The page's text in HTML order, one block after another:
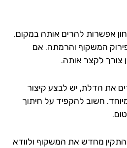
להרים אותה במקום.
המשקוף והרמתה. אם
לקצר אותה.
הדלת, יש לבצע קיצור
חשוב להקפיד על חיתוך
מחדש את המשקוף ולוודא